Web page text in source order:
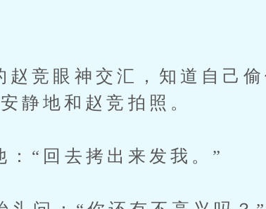
竞眼神交汇，知道自己偷
静地和赵竞拍照。
“回去拷出来发我。”